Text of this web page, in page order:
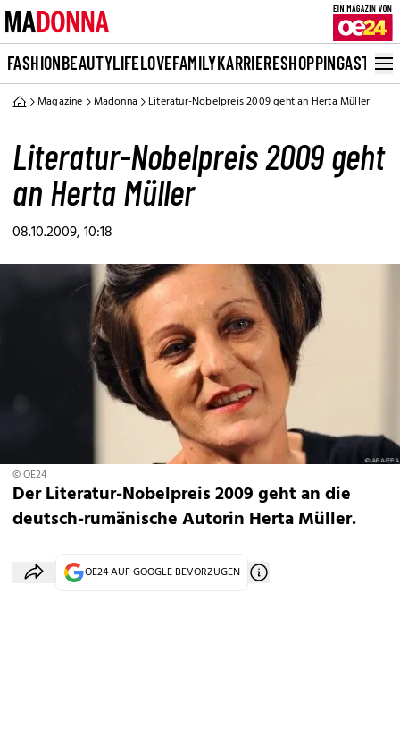
FASHIONBEAUTYLIFELOVEFAMILYKARRIERESHOPPINGASTRO
Magazine Madonna Literatur-Nobelpreis 2009 geht an Herta Müller
Literatur-Nobelpreis 2009 geht
an Herta Müller
08.10.2009, 10:18
© OE24
Der Literatur-Nobelpreis 2009 geht an die
deutsch-rumänische Autorin Herta Müller.
OE24 AUF GOOGLE BEVORZUGEN